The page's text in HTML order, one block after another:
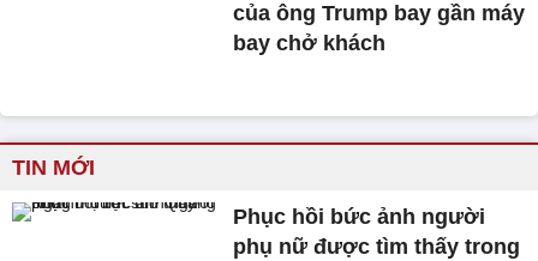
của ông Trump bay gần máy
bay chở khách
TIN MỚI
Phục hồi bức ảnh người
phụ nữ được tìm thấy trong